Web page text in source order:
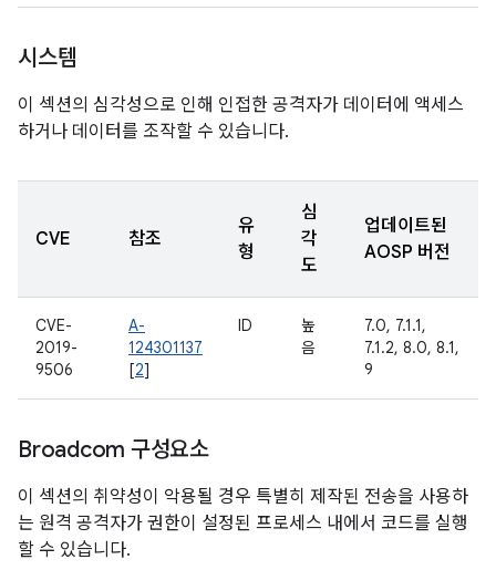
시스템
이 섹션의 심각성으로 인해 인접한 공격자가 데이터에 액세스
하거나 데이터를 조작할 수 있습니다.
CVE 참조
유
형
심
각
도
업데이트된
AOSP 버전
CVE-
2019-
9506
A-
124301137
[2]
ID
높
음
7.0, 7.1.1,
7.1.2, 8.0, 8.1,
9
Broadcom 구성요소
이 섹션의 취약성이 악용될 경우 특별히 제작된 전송을 사용하
는 원격 공격자가 권한이 설정된 프로세스 내에서 코드를 실행
할 수 있습니다.